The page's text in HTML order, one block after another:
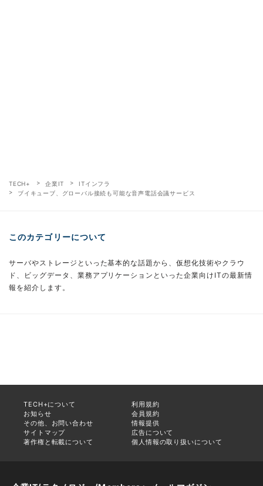
TECH+ 企業IT
ITインフラ
ブイキューブ、グローバル接続も可能な音声電話会議サービス
このカテゴリーについて
サーバやストレージといった基本的な話題から、仮想化技術やクラウ
ド、ビッグデータ、業務アプリケーションといった企業向けITの最新情
報を紹介します。
TECH+について
利用規約
お知らせ
会員規約
その他、お問い合わせ
情報提供
サイトマップ
広告について
著作権と転載について
個人情報の取り扱いについて